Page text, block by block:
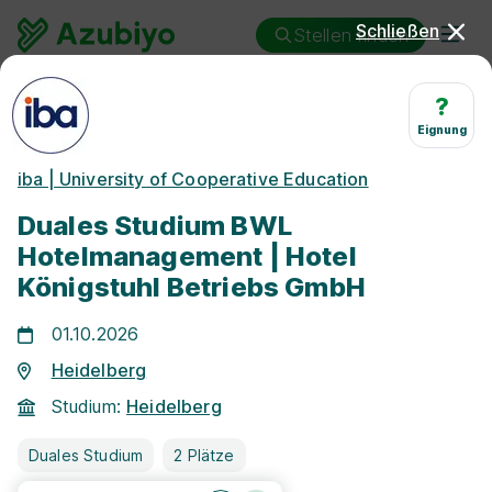
Stellen finden
Duales Studium Hotelmanagement
Duales Studium
Hotelmanagement Heidelberg
Schließen
?
Eignung
iba | University of Cooperative Education
Duales Studium BWL
Hotelmanagement | Hotel
Königstuhl Betriebs GmbH
01.10.2026
Heidelberg
Studium: Heidelberg
Duales Studium 2 Plätze